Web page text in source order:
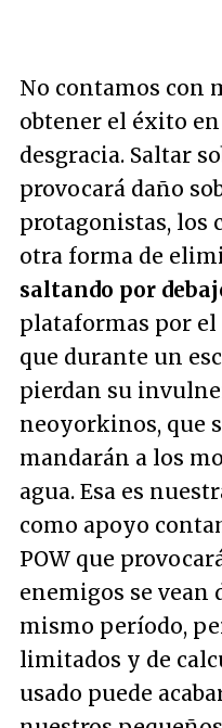
No contamos con
obtener el éxito
desgracia. Saltar
provocará daño
protagonistas, los
otra forma de
saltando por
plataformas por el
que durante un
pierdan su
neoyorkinos, que
mandarán a los
agua. Esa es
como apoyo
POW que
enemigos se vean
mismo período,
limitados y de
usado puede